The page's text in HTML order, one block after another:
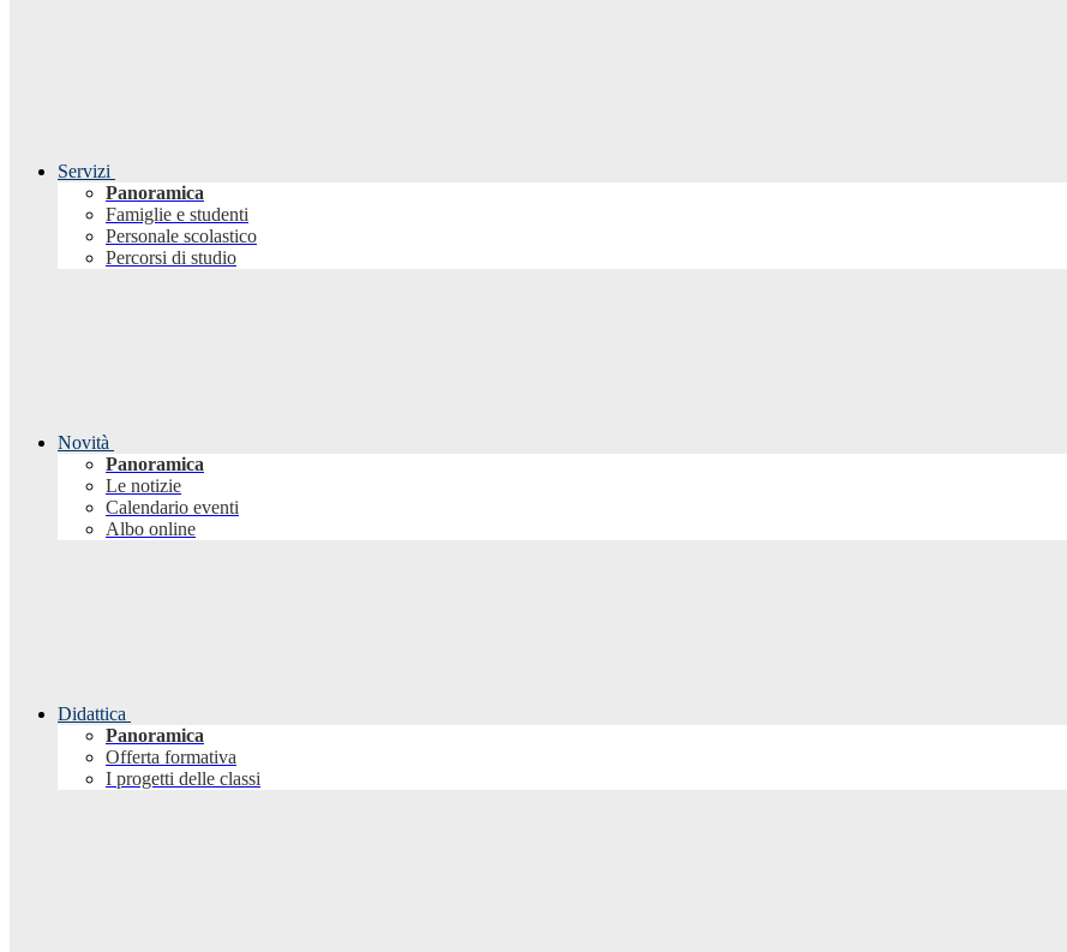
Servizi
Panoramica
Famiglie e studenti
Personale scolastico
Percorsi di studio
Novità
Panoramica
Le notizie
Calendario eventi
Albo online
Didattica
Panoramica
Offerta formativa
I progetti delle classi